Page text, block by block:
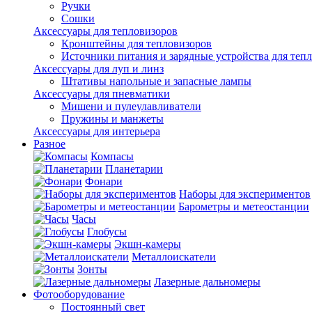
Ручки
Сошки
Аксессуары для тепловизоров
Кронштейны для тепловизоров
Источники питания и зарядные устройства для
Аксессуары для луп и линз
Штативы напольные и запасные лампы
Аксессуары для пневматики
Мишени и пулеулавливатели
Пружины и манжеты
Аксессуары для интерьера
Разное
Компасы
Планетарии
Фонари
Наборы для экспериментов
Барометры и метеостанции
Часы
Глобусы
Экшн-камеры
Металлоискатели
Зонты
Лазерные дальномеры
Фотооборудование
Постоянный свет